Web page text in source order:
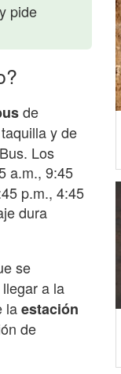
y pide
de
y de
Los
a.m., 9:45
p.m., 4:45
dura
se
a la
laestación
de